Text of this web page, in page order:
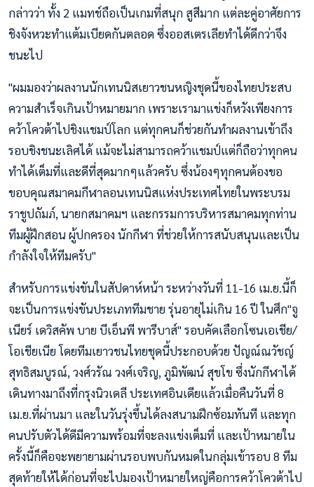
กล่าวว่า ทั้ง 2 แมทช์ถือเป็นเกมที่สนุก สูสีมาก แต่ละคู่อาศัยการ
ชิงจังหวะทำแต้มเบียดกันตลอด ซึ่งออสเตรเลียทำได้ดีกว่าจึง
ชนะไป
"ผมมองว่าผลงานนักเทนนิสเยาวชนหญิงชุดนี้ของไทยประสบ
ความสำเร็จเกินเป้าหมายมาก เพราะเรามาแข่งก็หวังเพียงการ
คว้าโควต้าไปชิงแชมป์โลก แต่ทุกคนก็ช่วยกันทำผลงานเข้าถึง
รอบชิงชนะเลิศได้ แม้จะไม่สามารถคว้าแชมป์แต่ก็ถือว่าทุกคน
ทำได้เต็มที่และดีที่สุดมากๆแล้วครับ ซึ่งน้องๆทุกคนต้องขอ
ขอบคุณสมาคมกีฬาลอนเทนนิสแห่งประเทศไทยในพระบรม
ราชูปถัมภ์, นายกสมาคมฯ และกรรมการบริหารสมาคมทุกท่าน
ทีมผู้ฝึกสอน ผู้ปกครอง นักกีฬา ที่ช่วยให้การสนับสนุนและเป็น
กำลังใจให้ทีมครับ"
สำหรับการแข่งขันในสัปดาห์หน้า ระหว่างวันที่ 11-16 เม.ย.นี้ก็
จะเป็นการแข่งขันประเภททีมชาย รุ่นอายุไม่เกิน 16 ปี ในศึก"จู
เนียร์ เดวิสคัพ บาย บีเอ็นพี พารีบาส์" รอบคัดเลือกโซนเอเชีย/
โอเชียเนีย โดยทีมเยาวชนไทยชุดนี้ประกอบด้วย ปัญณ์ณวัชญ์
สุทธิสมบูรณ์, วงศ์วรัณ วงศ์เจริญ, ภูมิพัฒน์ สุขโข ซึ่งนักกีฬาได้
เดินทางมาถึงที่กรุงนิวเดลี ประเทศอินเดียแล้วเมื่อคืนวันที่ 8
เม.ย.ที่ผ่านมา และในวันรุ่งขึ้นได้ลงสนามฝึกซ้อมทันที และทุก
คนปรับตัวได้ดีมีความพร้อมที่จะลงแข่งเต็มที่ และเป้าหมายใน
ครั้งนี้ก็คือจะพยายามผ่านรอบพบกันหมดในกลุ่มเข้ารอบ 8 ทีม
สุดท้ายให้ได้ก่อนที่จะไปมองเป้าหมายใหญ่คือการคว้าโควต้าไป